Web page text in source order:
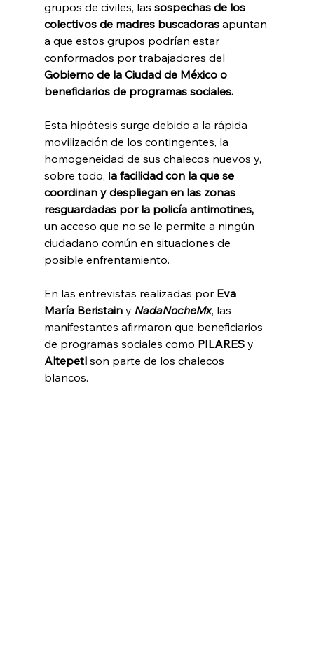
grupos de civiles, las sospechas de los
colectivos de madres buscadoras apuntan
a que estos grupos podrían estar
conformados por trabajadores del
Gobierno de la Ciudad de México o
beneficiarios de programas sociales.
Esta hipótesis surge debido a la rápida
movilización de los contingentes, la
homogeneidad de sus chalecos nuevos y,
sobre todo, la facilidad con la que se
coordinan y despliegan en las zonas
resguardadas por la policía antimotines,
un acceso que no se le permite a ningún
ciudadano común en situaciones de
posible enfrentamiento.
En las entrevistas realizadas por Eva
María Beristain y NadaNocheMx, las
manifestantes afirmaron que beneficiarios
de programas sociales como PILARES y
Altepetl son parte de los chalecos
blancos.